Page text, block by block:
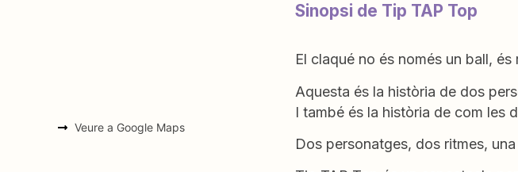
Veure a Google Maps
Sinopsi de Tip TAP Top
El claqué no és només un ball,
Aquesta és la història de dos
I també és la història de com les
Dos personatges, dos ritmes,